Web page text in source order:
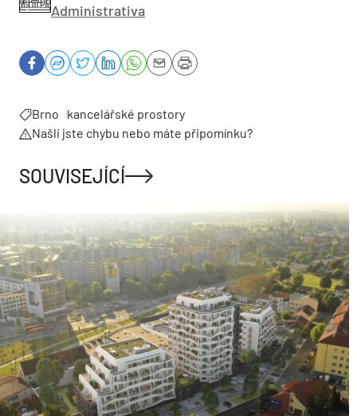
Administrativa
Brno
kancelářské prostory
Našli jste chybu nebo máte připomínku?
SOUVISEJÍCÍ